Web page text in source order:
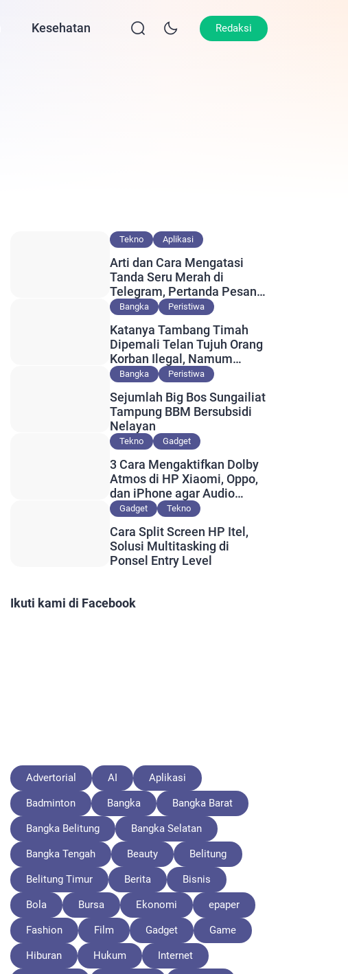
Kesehatan Lifestyle Olahraga
Redaksi
Tekno Aplikasi
Arti dan Cara Mengatasi
Tanda Seru Merah di
Telegram, Pertanda Pesan
Gagal Terkirim?
Bangka Peristiwa
Katanya Tambang Timah
Dipemali Telan Tujuh Orang
Korban Ilegal, Namum
Muncul Slip Pembayaran
Bangka Peristiwa
Sejumlah Big Bos Sungailiat
Tampung BBM Bersubsidi
Nelayan
Tekno Gadget
3 Cara Mengaktifkan Dolby
Atmos di HP Xiaomi, Oppo,
dan iPhone agar Audio
Lebih Maksimal
Gadget Tekno
Cara Split Screen HP Itel,
Solusi Multitasking di
Ponsel Entry Level
Ikuti kami di Facebook
Advertorial AI Aplikasi
Badminton Bangka Bangka Barat
Bangka Belitung Bangka Selatan
Bangka Tengah Beauty Belitung
Belitung Timur Berita Bisnis
Bola Bursa Ekonomi epaper
Fashion Film Gadget Game
Hiburan Hukum Internet